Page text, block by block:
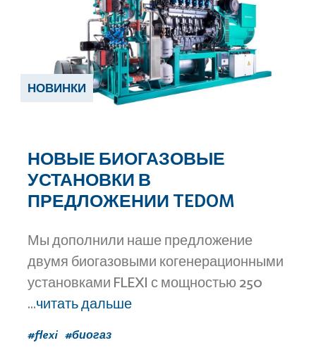
НОВИНКИ
НОВЫЕ БИОГАЗОВЫЕ
УСТАНОВКИ В
ПРЕДЛОЖЕНИИ TEDOM
Мы дополнили наше предложение
двумя биогазовыми когенерационными
установками FLEXI с мощностью 250
...читать дальше
#flexi #биогаз